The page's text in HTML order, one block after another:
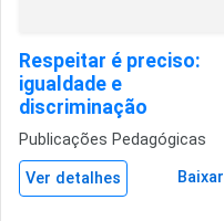
Respeitar é preciso:
igualdade e
discriminação
Publicações Pedagógicas
Ver detalhes Baixar